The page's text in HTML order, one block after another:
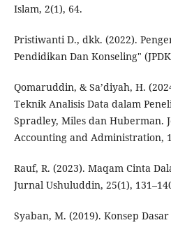
Islam, 2(1), 64.
Pristiwanti D., dkk. (2022).
Pendidikan Dan Konseling"
Qomaruddin, & Sa’diyah, H.
Teknik Analisis Data dalam
Spradley, Miles dan Huberman.
Accounting and Administration,
Rauf, R. (2023). Maqam Cinta
Jurnal Ushuluddin, 25(1),
Syaban, M. (2019). Konsep